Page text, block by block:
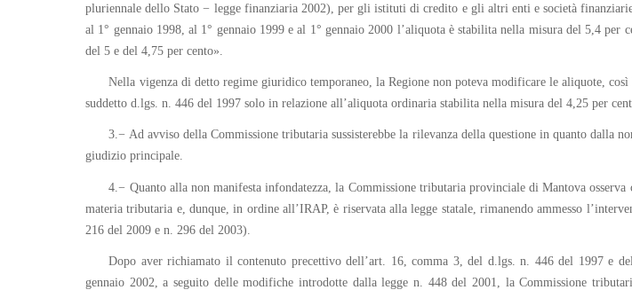
pluriennale dello Stato − legge finanziaria 2002), per gli istituti di credito e gli altri enti e società
al 1° gennaio 1998, al 1° gennaio 1999 e al 1° gennaio 2000 l’aliquota è stabilita nella misura del 5,4
del 5 e del 4,75 per cento».
Nella vigenza di detto regime giuridico temporaneo, la Regione non poteva modificare le aliquote,
suddetto d.lgs. n. 446 del 1997 solo in relazione all’aliquota ordinaria stabilita nella misura del 4,25 per
3.− Ad avviso della Commissione tributaria sussisterebbe la rilevanza della questione in quanto dalla
giudizio principale.
4.− Quanto alla non manifesta infondatezza, la Commissione tributaria provinciale di Mantova
materia tributaria e, dunque, in ordine all’IRAP, è riservata alla legge statale, rimanendo ammesso
216 del 2009 e n. 296 del 2003).
Dopo aver richiamato il contenuto precettivo dell’art. 16, comma 3, del d.lgs. n. 446 del 1997 e
gennaio 2002, a seguito delle modifiche introdotte dalla legge n. 448 del 2001, la Commissione